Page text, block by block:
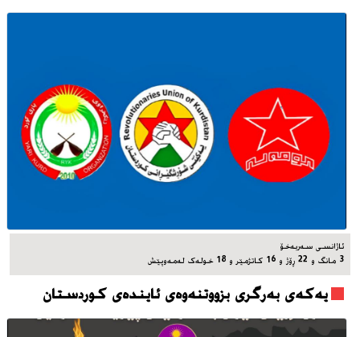
ئاژانسی سه‌ربه‌خۆ
3 مانگ و 22 ڕۆژ و 16 کاتژمێر و 18 خوله‌ک له‌مه‌وپێش‌
یه‌که‌ی به‌رگری بزووتنه‌وه‌ی ئاینده‌ی کوردستان